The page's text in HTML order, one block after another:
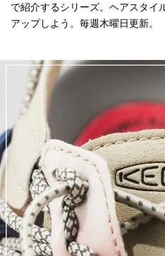
で紹介するシリーズ。ヘアスタイ
アップしよう。毎週木曜日更新。